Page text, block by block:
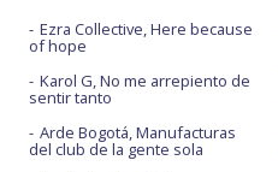
Ezra Collective, Here because
of hope
Karol G, No me arrepiento de
sentir tanto
Arde Bogotá, Manufacturas
del club de la gente sola